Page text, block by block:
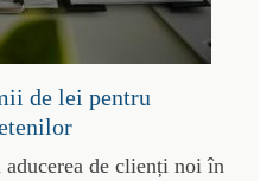
de lei pentru
de clienți noi în